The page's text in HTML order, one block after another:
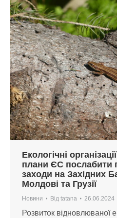
Екологічні
плани ЄС послабити
заходи на Західних
Молдові та Грузії
Новини Від tatana 26.06.2024
Розвиток відновлюваної